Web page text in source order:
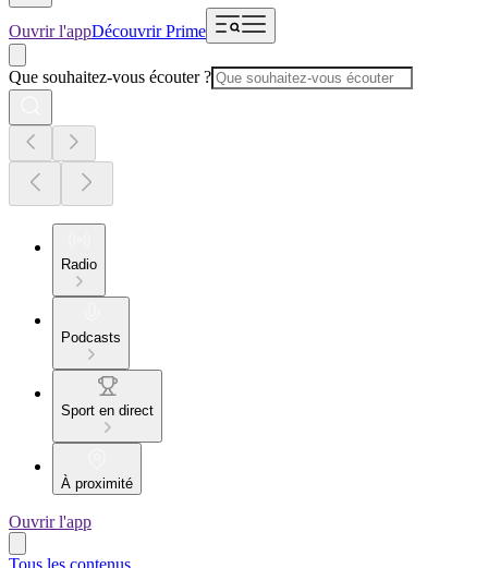
Ouvrir l'appDécouvrir Prime
Que souhaitez-vous écouter ?
Radio
Podcasts
Sport en direct
À proximité
Ouvrir l'app
Tous les contenus